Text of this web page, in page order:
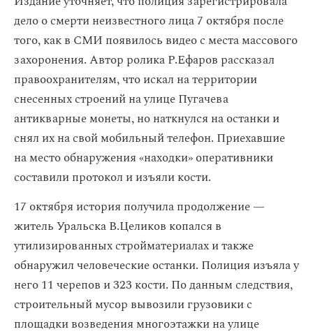
дело о смерти неизвестного лица 7 октября после
того, как в СМИ появилось видео с места массового
захоронения. Автор ролика Р.Ефаров рассказал
правоохранителям, что искал на территории
снесенных строений на улице Пугачева
антикварные монеты, но наткнулся на останки и
снял их на свой мобильный телефон. Приехавшие
на место обнаружения «находки» оперативники
составили протокол и изъяли кости.
17 октября история получила продолжение —
житель Уральска В.Целиков копался в
утилизированных стройматериалах и также
обнаружил человеческие останки. Полиция изъяла у
него 11 черепов и 323 кости. По данным следствия,
строительный мусор вывозили грузовики с
площадки возведения многоэтажки на улице